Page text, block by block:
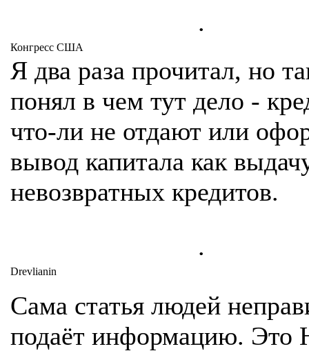
.
Конгресс США
Я два раза прочитал, но
понял в чем тут дело -
что-ли не отдают или
вывод капитала как
невозвратных кредитов.
.
Drevlianin
Сама статья людей
подаёт информацию. Это